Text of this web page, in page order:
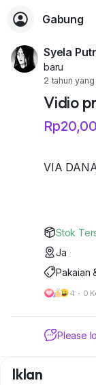
Gabung
Syela
baru
2 tahun yang
Vidio
VIA
Stok
Ja
Pakaian
4 · 0
Please
Iklan